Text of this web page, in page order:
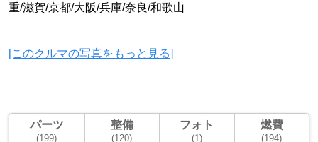
重/滋賀/京都/大阪/兵庫/奈良/和歌山
[このクルマの写真をもっと見る]
パーツ
(199)
整備
(120)
フォト
(1)
燃費
(194)